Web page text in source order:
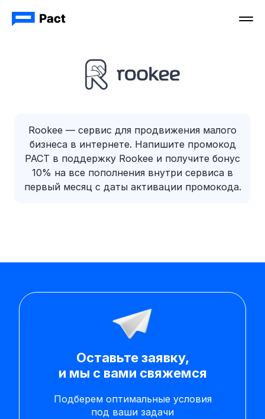
Rookee — сервис для продвижения малого
бизнеса в интернете. Напишите промокод
PACT в поддержку Rookee и получите бонус
10% на все пополнения внутри сервиса в
первый месяц с даты активации промокода.
Оставьте заявку,
и мы с вами свяжемся
Подберем оптимальные условия
под ваши задачи